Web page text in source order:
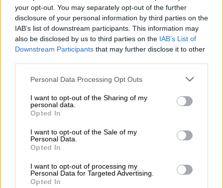
your opt-out. You may separately opt-out of the further
disclosure of your personal information by third parties on the
IAB’s list of downstream participants. This information may
also be disclosed by us to third parties on the IAB’s List of
Downstream Participants that may further disclose it to other
Please note that this website/app uses one or more Google
not limited to your visit or usage behaviour. You may click to
grant or deny consent to Google and its third-party tags to
use your data for below specified purposes in below Google
consent section.
Personal Data Processing Opt Outs
I want to opt-out of the Sharing of my
personal data.
Opted In
I want to opt-out of the Sale of my
Personal Data.
Opted In
I want to opt-out of processing my
Personal Data for Targeted Advertising.
Opted In
χειροκρότημα απ’ όλη την
Οικογένεια πόλο του ΠΑΟΚ, κατά
την είσοδο του προπονητή, Ιωάννη
Παπαγιαννάκη, στο Ποσειδώνιο
Σεβασμός!🙏#Τέμπη
pic.twitter.com/27d43VlJu9
— AC PAOK | Α.Σ. ΠΑΟΚ (@AC_PAOK)
March 3, 2023
ερασιτέχνης ΠΑΟΚ
λογαριασμούς του στα social media την
φωτογραφία του Γιάννη Παπαγιαννάκη που